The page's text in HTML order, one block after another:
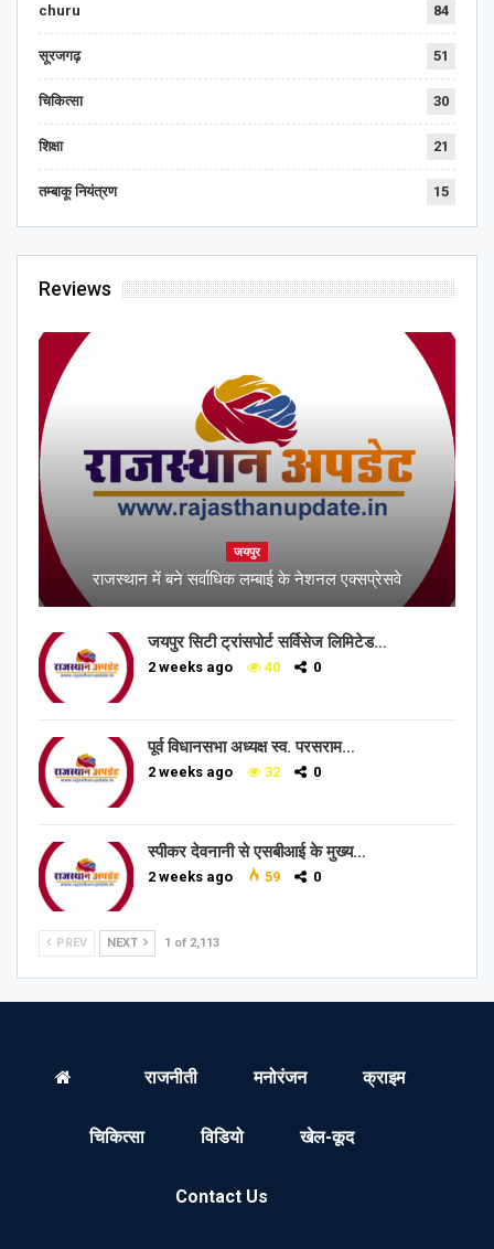
churu 84
सूरजगढ़ 51
चिकित्सा 30
शिक्षा 21
तम्बाकू नियंत्रण 15
Reviews
जयपुर
राजस्थान में बने सर्वाधिक लम्बाई के नेशनल एक्सप्रेसवे
जयपुर सिटी ट्रांसपोर्ट सर्विसेज लिमिटेड…
2 weeks ago 40 0
पूर्व विधानसभा अध्यक्ष स्व. परसराम…
2 weeks ago 32 0
स्पीकर देवनानी से एसबीआई के मुख्य…
2 weeks ago 59 0
PREV NEXT 1 of 2,113
राजनीती मनोरंजन क्राइम
चिकित्सा विडियो खेल-कूद
Contact Us